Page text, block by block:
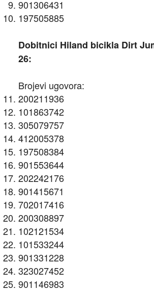
901306431
197505885
Dobitnici Hiland bicikla Dirt
26:
Brojevi ugovora:
200211936
101863742
305079757
412005378
197508384
901553644
202242176
901415671
702017416
200308897
102121534
101533244
901331228
323027452
901146983